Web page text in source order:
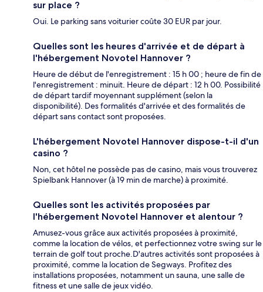
sur place ?
Oui. Le parking sans voiturier coûte 30 EUR par jour.
Quelles sont les heures d'arrivée et de départ à
l'hébergement Novotel Hannover ?
Heure de début de l'enregistrement : 15 h 00 ; heure de fin de
l'enregistrement : minuit. Heure de départ : 12 h 00. Possibilité
de départ tardif moyennant supplément (selon la
disponibilité). Des formalités d'arrivée et des formalités de
départ sans contact sont proposées.
L'hébergement Novotel Hannover dispose-t-il d'un
casino ?
Non, cet hôtel ne possède pas de casino, mais vous trouverez
Spielbank Hannover (à 19 min de marche) à proximité.
Quelles sont les activités proposées par
l'hébergement Novotel Hannover et alentour ?
Amusez-vous grâce aux activités proposées à proximité,
comme la location de vélos, et perfectionnez votre swing sur le
terrain de golf tout proche.D'autres activités sont proposées à
proximité, comme la location de Segways. Profitez des
installations proposées, notamment un sauna, une salle de
fitness et une salle de jeux vidéo.